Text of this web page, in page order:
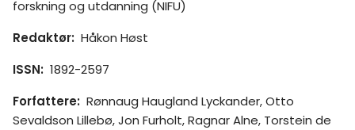
forskning og utdanning (NIFU)
Redaktør: Håkon Høst
ISSN: 1892-2597
Forfattere: Rønnaug Haugland Lyckander, Otto
Sevaldson Lillebø, Jon Furholt, Ragnar Alne, Torstein de